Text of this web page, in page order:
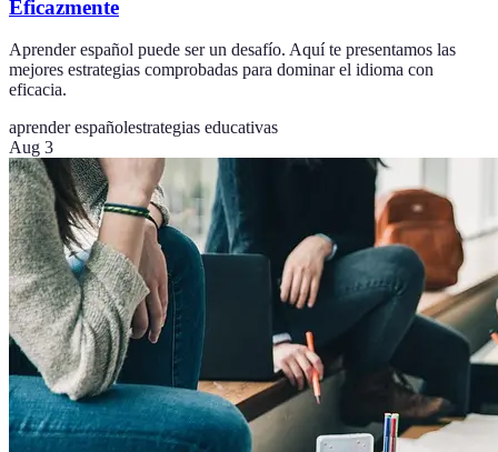
Eficazmente
Aprender español puede ser un desafío. Aquí te presentamos las
mejores estrategias comprobadas para dominar el idioma con
eficacia.
aprender españolestrategias educativas
Aug 3